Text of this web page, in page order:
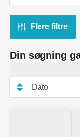
Flere filtre
Din søgning